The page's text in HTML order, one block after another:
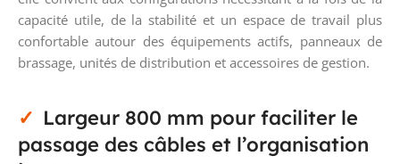
capacité utile, de la stabilité et un espace de travail plus
confortable autour des équipements actifs, panneaux de
brassage, unités de distribution et accessoires de gestion.
Largeur 800 mm pour faciliter le
passage des câbles et l’organisation